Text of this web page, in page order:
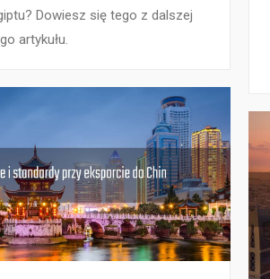
Dowiesz się tego z dalszej
artykułu.